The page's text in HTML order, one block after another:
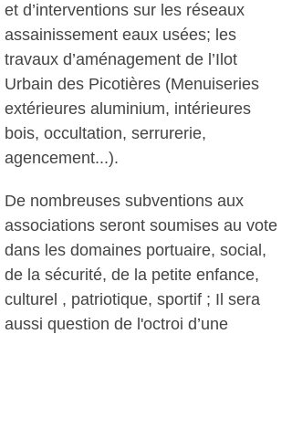
et d’interventions sur les réseaux
assainissement eaux usées; les
travaux d’aménagement de l’Ilot
Urbain des Picotières (Menuiseries
extérieures aluminium, intérieures
bois, occultation, serrurerie,
agencement...).
De nombreuses subventions aux
associations seront soumises au vote
dans les domaines portuaire, social,
de la sécurité, de la petite enfance,
culturel , patriotique, sportif ; Il sera
aussi question de l'octroi d’une